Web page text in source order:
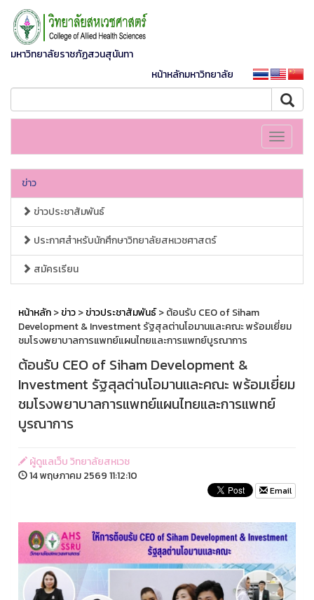
มหาวิทยาลัยราชภัฏสวนสุนันทา
หน้าหลักมหาวิทยาลัย
Toggle
ข่าว
ข่าวประชาสัมพันธ์
ประกาศสำหรับนักศึกษาวิทยาลัยสหเวชศาสตร์
สมัครเรียน
หน้าหลัก>ข่าว>ข่าวประชาสัมพันธ์> ต้อนรับ CEO of Siham
Development & Investment รัฐสุลต่านโอมานและคณะ พร้อมเยี่ยม
ชมโรงพยาบาลการแพทย์แผนไทยและการแพทย์บูรณาการ
ต้อนรับ CEO of Siham Development &
Investment รัฐสุลต่านโอมานและคณะ พร้อมเยี่ยม
ชมโรงพยาบาลการแพทย์แผนไทยและการแพทย์
บูรณาการ
ผู้ดูแลเว็บ วิทยาลัยสหเวช
14 พฤษภาคม 2569 11:12:10
Email